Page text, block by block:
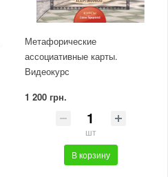
Метафорические
ассоциативные карты.
Видеокурс
1 200 грн.
шт
В корзину